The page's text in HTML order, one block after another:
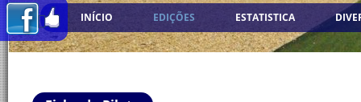
INÍCIO EDIÇÕES ESTATISTICA